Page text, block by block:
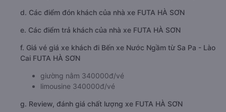
d. Các điểm đón khách của nhà xe FUTA HÀ SƠN
e. Các điểm trả khách của nhà xe FUTA HÀ SƠN
f. Giá vé giá xe khách đi Bến xe Nước Ngầm từ Sa Pa - Lào
Cai FUTA HÀ SƠN
giường nằm 340000đ/vé
limousine 340000đ/vé
g. Review, đánh giá chất lượng xe FUTA HÀ SƠN